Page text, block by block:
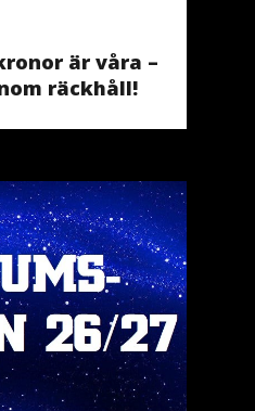
är våra –
räckhåll!